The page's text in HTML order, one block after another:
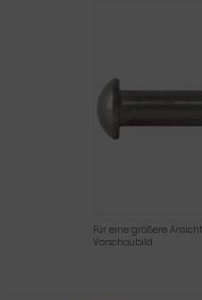
Für eine größere
Vorschaubild